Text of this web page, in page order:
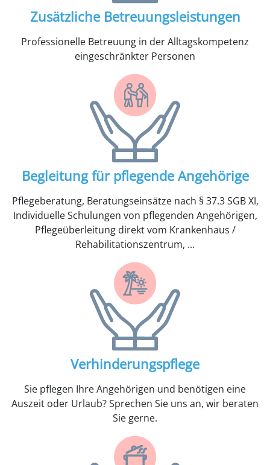
Zusätzliche Betreuungsleistungen
Professionelle Betreuung in der Alltagskompetenz
eingeschränkter Personen
Begleitung für pflegende Angehörige
Pflegeberatung, Beratungseinsätze nach § 37.3 SGB XI,
Individuelle Schulungen von pflegenden Angehörigen,
Pflegeüberleitung direkt vom Krankenhaus /
Rehabilitationszentrum, ...
Verhinderungspflege
Sie pflegen Ihre Angehörigen und benötigen eine
Auszeit oder Urlaub? Sprechen Sie uns an, wir beraten
Sie gerne.